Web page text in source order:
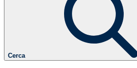
Cerca